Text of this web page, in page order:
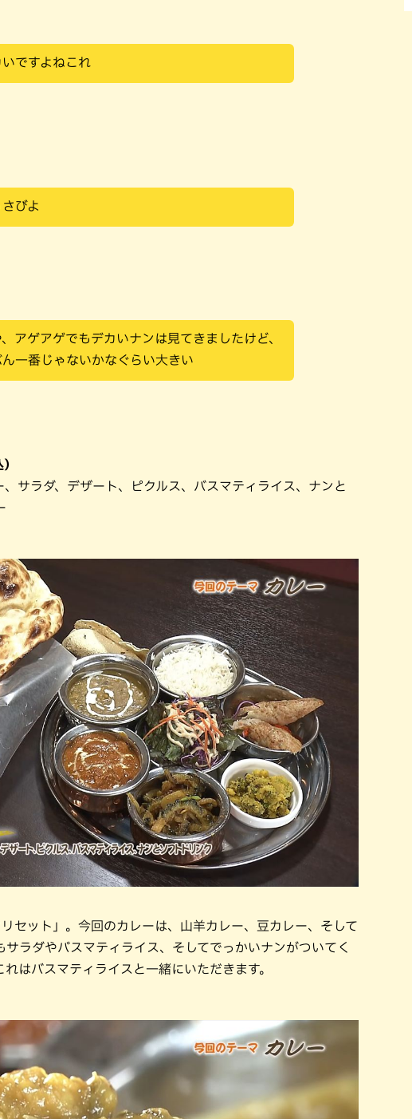
いですよねこれ
さびよ
、アゲアゲでもデカいナンは見てきましたけど、
ん一番じゃないかなぐらい大きい
サラダ、デザート、ピクルス、バスマティライス、ナンと
セット」。今回のカレーは、山羊カレー、豆カレー、そして
ラダやバスマティライス、そしてでっかいナンがついてく
はバスマティライスと一緒にいただきます。